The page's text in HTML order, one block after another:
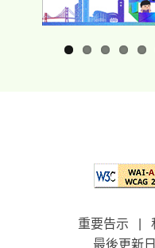
重要告示
最後更新